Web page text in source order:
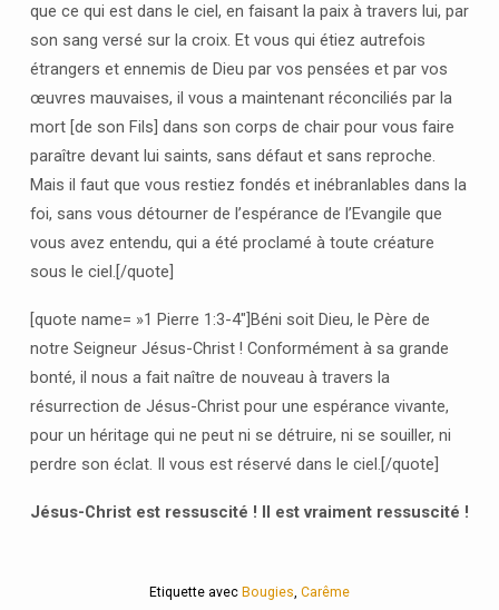
que ce qui est dans le ciel, en faisant la paix à travers lui, par
son sang versé sur la croix. Et vous qui étiez autrefois
étrangers et ennemis de Dieu par vos pensées et par vos
œuvres mauvaises, il vous a maintenant réconciliés par la
mort [de son Fils] dans son corps de chair pour vous faire
paraître devant lui saints, sans défaut et sans reproche.
Mais il faut que vous restiez fondés et inébranlables dans la
foi, sans vous détourner de l’espérance de l’Evangile que
vous avez entendu, qui a été proclamé à toute créature
sous le ciel.[/quote]
[quote name= »1 Pierre 1:3-4″]Béni soit Dieu, le Père de
notre Seigneur Jésus-Christ ! Conformément à sa grande
bonté, il nous a fait naître de nouveau à travers la
résurrection de Jésus-Christ pour une espérance vivante,
pour un héritage qui ne peut ni se détruire, ni se souiller, ni
perdre son éclat. Il vous est réservé dans le ciel.[/quote]
Jésus-Christ est ressuscité ! Il est vraiment ressuscité !
Etiquette avec Bougies Carême